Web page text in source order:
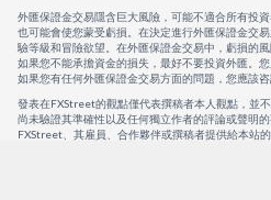
外匯保證金交易隱含巨大風險，可能不適合所有投
也可能會使您蒙受虧損。在決定進行外匯保證金交
驗等級和冒險欲望。在外匯保證金交易中，虧損的
如果您不能承擔資金的損失，最好不要投資外匯。
如果您有任何外匯保證金交易方面的問題，您應該
發表在FXStreet的觀點僅代表撰稿者本人觀點，並
尚未驗證其準確性以及任何獨立作者的評論或聲明
FXStreet、其雇員、合作夥伴或撰稿者提供給本站